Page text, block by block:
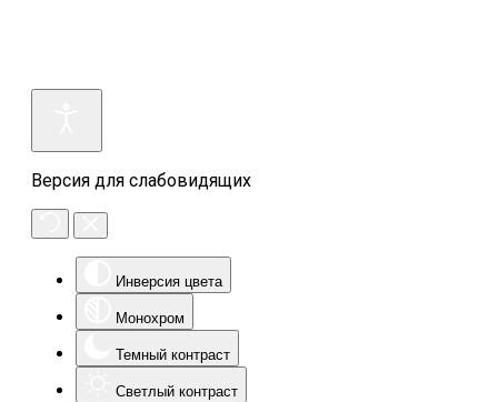
Версия для слабовидящих
Инверсия цвета
Монохром
Темный контраст
Светлый контраст